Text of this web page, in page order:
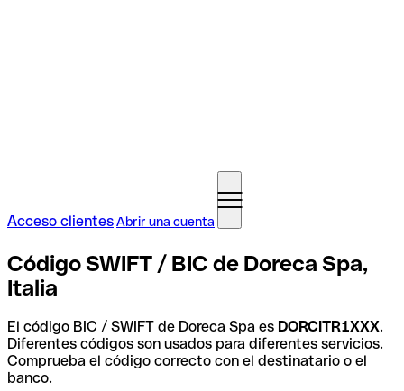
Acceso clientesAbrir una cuenta
Código SWIFT / BIC de Doreca Spa,
Italia
El código BIC / SWIFT de Doreca Spa es DORCITR1XXX.
Diferentes códigos son usados para diferentes servicios.
Comprueba el código correcto con el destinatario o el
banco.